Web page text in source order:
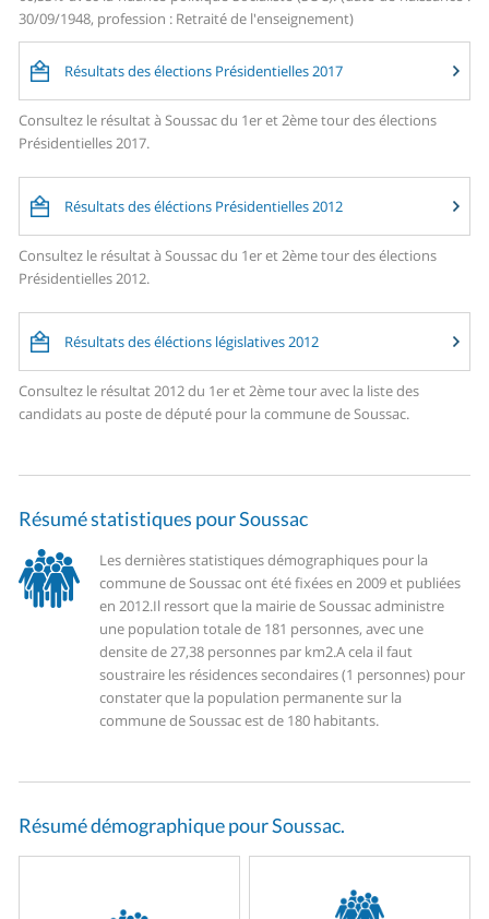
30/09/1948, profession : Retraité de l'enseignement)
Résultats des élections Présidentielles 2017
Consultez le résultat à Soussac du 1er et 2ème tour des élections
Présidentielles 2017.
Résultats des éléctions Présidentielles 2012
Consultez le résultat à Soussac du 1er et 2ème tour des élections
Présidentielles 2012.
Résultats des éléctions législatives 2012
Consultez le résultat 2012 du 1er et 2ème tour avec la liste des
candidats au poste de député pour la commune de Soussac.
Résumé statistiques pour Soussac
Les dernières statistiques démographiques pour la
commune de Soussac ont été fixées en 2009 et publiées
en 2012.Il ressort que la mairie de Soussac administre
une population totale de 181 personnes, avec une
densite de 27,38 personnes par km2.A cela il faut
soustraire les résidences secondaires (1 personnes) pour
constater que la population permanente sur la
commune de Soussac est de 180 habitants.
Résumé démographique pour Soussac.